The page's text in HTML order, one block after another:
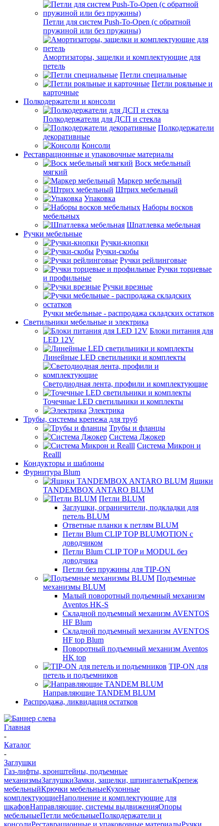
Петли для систем Push-To-Open (с обратной
пружиной или без пружины)
Амортизаторы, защелки и комплектующие для
петель
Петли специальные
Петли рояльные и
карточные
Полкодержатели и консоли
Полкодержатели для ДСП и стекла
Полкодержатели
декоративные
Консоли
Реставрационные и упаковочные материалы
Воск мебельный
мягкий
Маркер мебельный
Штрих мебельный
Упаковка
Наборы восков
мебельных
Шпатлевка мебельная
Ручки мебельные
Ручки-кнопки
Ручки-скобы
Ручки рейлинговые
Ручки торцевые
и профильные
Ручки врезные
Ручки мебельные - распродажа складских остатков
Светильники мебельные и электрика
Блоки питания для
LED 12V
Линейные LED светильники и комплекты
Светодиодная лента, профили и комплектующие
Точечные LED светильники и комплекты
Электрика
Трубы, системы крепежа для труб
Трубы и фланцы
Система Джокер
Система Микрон и
Realll
Кондукторы и шаблоны
Фурнитура Blum
Ящики
TANDEMBOX ANTARO BLUM
Петли BLUM
Заглушки, ограничители, подкладки для
петель BLUM
Ответные планки к петлям BLUM
Петли Blum CLIP TOP BLUMOTION с
доводчиком
Петли Blum CLIP TOP и MODUL без
доводчика
Петли без пружины для TIP-ON
Подъемные
механизмы BLUM
Малый поворотный подъемный механизм
Aventos HK-S
Складной подъемный механизм AVENTOS
HF Blum
Складной подъемный механизм AVENTOS
HF top Blum
Поворотный подъемный механизм Aventos
HK top
TIP-ON для
петель и подъемников
Направляющие TANDEM BLUM
Распродажа, ликвидация остатков
Главная
-
Каталог
-
Заглушки
Газ-лифты, кронштейны, подъемные
механизмыЗаглушкиЗамки, защелки, шпингалетыКрепеж
мебельныйКрючки мебельныеКухонные
комплектующиеНаполнение и комплектующие для
шкафовНаправляющие, системы выдвиженияОпоры
мебельныеПетли мебельныеПолкодержатели и
консолиРеставрационные и упаковочные материалыРучки